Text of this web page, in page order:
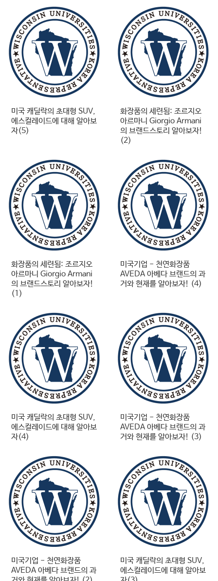
미국 캐딜락의 초대형 SUV,
에스컬레이드에 대해 알아보
자(5)
화장품의 세련됨: 조르지오
아르마니 Giorgio Armani
의 브랜드스토리 알아보자!
(2)
화장품의 세련됨: 조르지오
아르마니 Giorgio Armani
의 브랜드스토리 알아보자!
(1)
미국기업 - 천연화장품
AVEDA 아베다 브랜드의 과
거와 현재를 알아보자! (4)
미국 캐딜락의 초대형 SUV,
에스컬레이드에 대해 알아보
자(4)
미국기업 - 천연화장품
AVEDA 아베다 브랜드의 과
거와 현재를 알아보자! (3)
미국기업 - 천연화장품
AVEDA 아베다 브랜드의 과
미국 캐딜락의 초대형 SUV,
에스컬레이드에 대해 알아보